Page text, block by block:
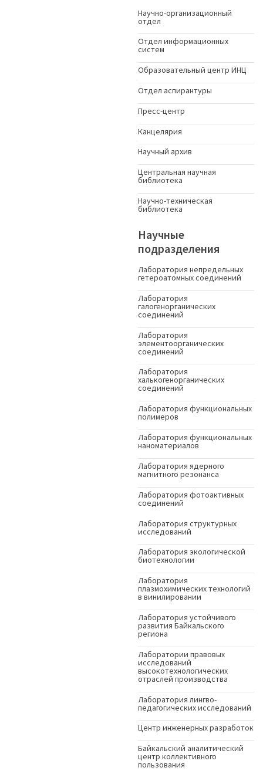
Научно-организационный
отдел
Отдел информационных
систем
Образовательный центр ИНЦ
Отдел аспирантуры
Пресс-центр
Канцелярия
Научный архив
Центральная научная
библиотека
Научно-техническая
библиотека
Научные
подразделения
Лаборатория непредельных
гетероатомных соединений
Лаборатория
галогенорганических
соединений
Лаборатория
элементоорганических
соединений
Лаборатория
халькогенорганических
соединений
Лаборатория функциональных
полимеров
Лаборатория функциональных
наноматериалов
Лаборатория ядерного
магнитного резонанса
Лаборатория фотоактивных
соединений
Лаборатория структурных
исследований
Лаборатория экологической
биотехнологии
Лаборатория
плазмохимических технологий
в винилировании
Лаборатория устойчивого
развития Байкальского
региона
Лаборатории правовых
исследований
высокотехнологических
отраслей производства
Лаборатория лингво-
педагогических исследований
Центр инженерных разработок
Байкальский аналитический
центр коллективного
пользования